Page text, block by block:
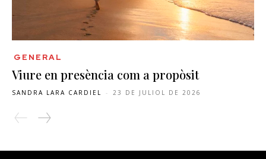
GENERAL
Viure en presència com a propòsit
SANDRA LARA CARDIEL - 23 DE JULIOL DE 2026